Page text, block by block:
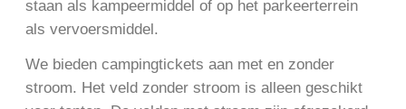
staan als kampeermiddel of op het parkeerterrein
als vervoersmiddel.
We bieden campingtickets aan met en zonder
stroom. Het veld zonder stroom is alleen geschikt